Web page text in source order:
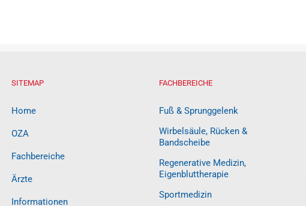
SITEMAP
Home
OZA
Fachbereiche
Ärzte
Informationen
FACHBEREICHE
Fuß & Sprunggelenk
Wirbelsäule, Rücken &
Bandscheibe
Regenerative Medizin,
Eigenbluttherapie
Sportmedizin